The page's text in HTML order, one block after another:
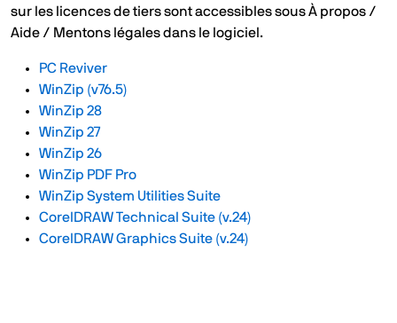
sur les licences de tiers sont accessibles sous À propos /
Aide / Mentons légales dans le logiciel.
PC Reviver
WinZip (v76.5)
WinZip 28
WinZip 27
WinZip 26
WinZip PDF Pro
WinZip System Utilities Suite
CorelDRAW Technical Suite (v.24)
CorelDRAW Graphics Suite (v.24)